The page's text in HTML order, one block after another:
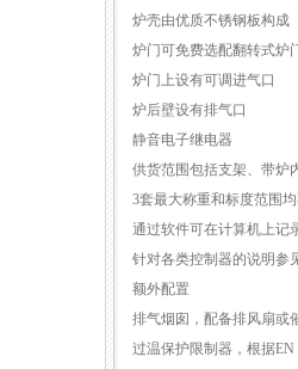
炉壳由优质不锈钢板构成
炉门可免费选配翻转式炉
炉门上设有可调进气口
炉后壁设有排气口
静音电子继电器
供货范围包括支架、带炉
3套最大称重和标度范围
通过软件可在计算机上记
针对各类控制器的说明参
额外配置
排气烟囱，配备排风扇或
过温保护限制器，根据